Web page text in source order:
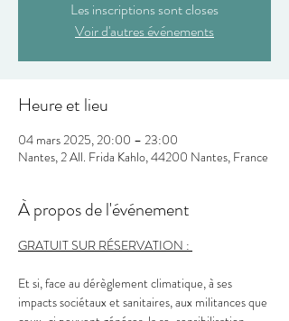
Les inscriptions sont closes
Voir d'autres événements
Heure et lieu
04 mars 2025, 20:00 – 23:00
Nantes, 2 All. Frida Kahlo, 44200 Nantes, France
À propos de l'événement
GRATUIT SUR RÉSERVATION :
Et si, face au dérèglement climatique, à ses
impacts sociétaux et sanitaires, aux militances que